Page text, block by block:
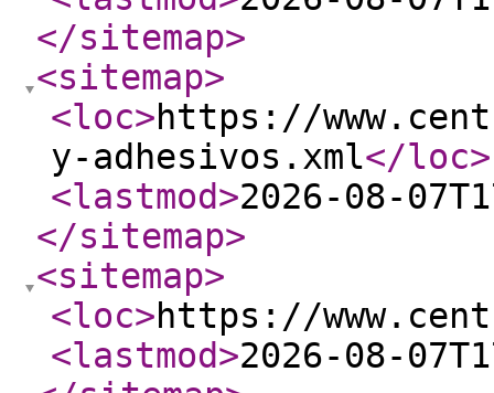
</sitemap>
<sitemap>
<loc>https://
y-adhesivos.xml</loc>
<lastmod>2026-08-
</sitemap>
<sitemap>
<loc>https://
<lastmod>2026-08-